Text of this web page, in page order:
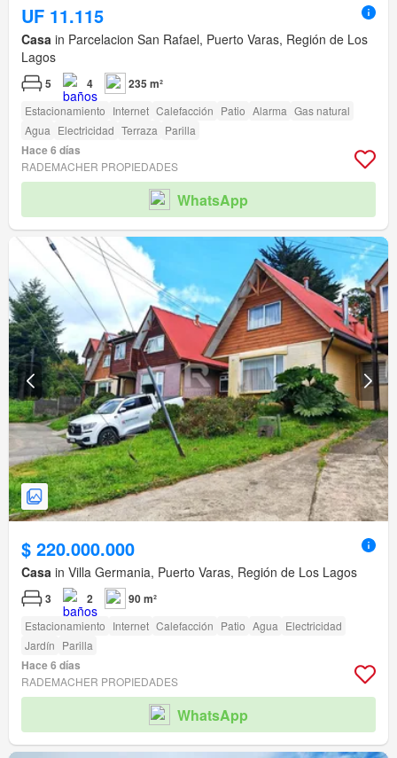
UF 11.115
Casa in Parcelacion San Rafael, Puerto Varas, Región de Los
Lagos
5 4 235 m²
Estacionamiento Internet Calefacción Patio Alarma Gas natural
Agua Electricidad Terraza Parilla
Hace 6 días
RADEMACHER PROPIEDADES
WhatsApp
$ 220.000.000
Casa in Villa Germania, Puerto Varas, Región de Los Lagos
3 2 90 m²
Estacionamiento Internet Calefacción Patio Agua Electricidad
Jardín Parilla
Hace 6 días
RADEMACHER PROPIEDADES
WhatsApp